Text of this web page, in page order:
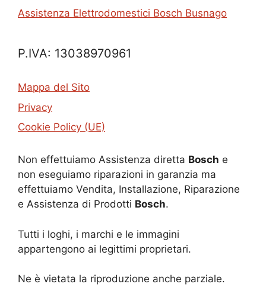
Assistenza Elettrodomestici Bosch Busnago
P.IVA: 13038970961
Mappa del Sito
Privacy
Cookie Policy (UE)
Non effettuiamo Assistenza diretta Bosch e
non eseguiamo riparazioni in garanzia ma
effettuiamo Vendita, Installazione, Riparazione
e Assistenza di Prodotti Bosch.
Tutti i loghi, i marchi e le immagini
appartengono ai legittimi proprietari.
Ne è vietata la riproduzione anche parziale.